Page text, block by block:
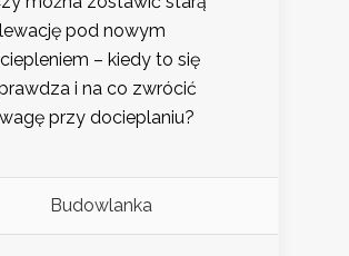
pod nowym
– kiedy to się
i na co zwrócić
przy docieplaniu?
Budowlanka